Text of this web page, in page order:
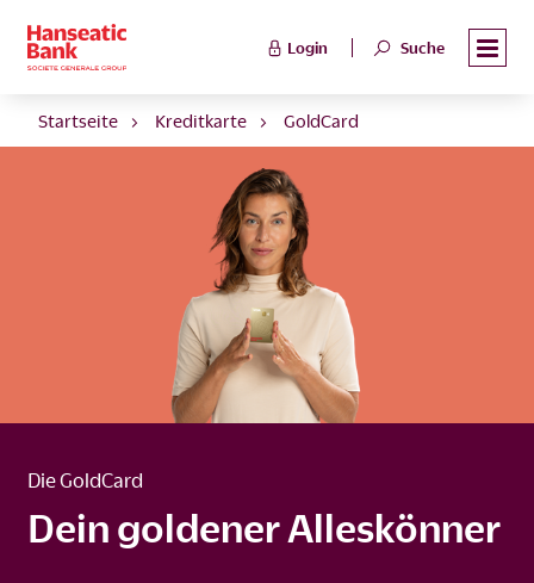
Login Suche
Startseite Kreditkarte GoldCard
Die GoldCard
Dein goldener Alleskönner